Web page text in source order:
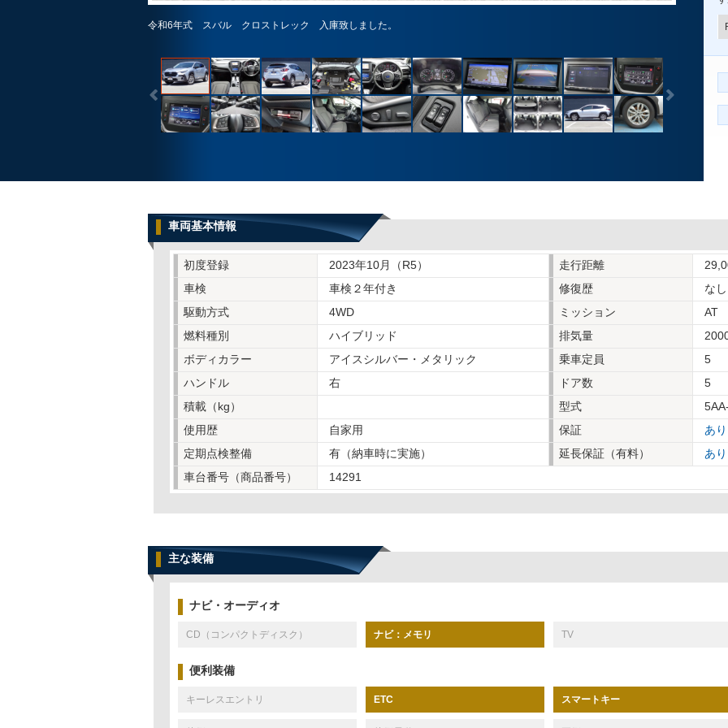
令和6年式 スバル クロストレック 入庫致しました。
車両基本情報
初度登録 2023年10月（R5） 走行距離
車検
車検２年付き 修復歴
なし
駆動方式
4WD ミッション
AT
燃料種別
ハイブリッド 排気量
ボディカラー
アイスシルバー・メタリック 乗車定員
5
ハンドル
右 ドア数
5
積載（kg）
型式
使用歴
自家用 保証
あり
定期点検整備
有（納車時に実施） 延長保証（有料）
あり
車台番号（商品番号）
14291
主な装備
ナビ・オーディオ
CD（コンパクトディスク） ナビ：メモリ TV
便利装備
キーレスエントリ ETC スマートキー